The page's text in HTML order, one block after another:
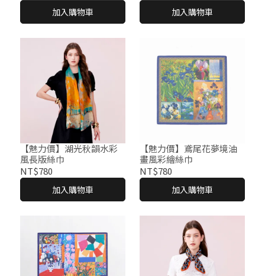
加入購物車 加入購物車
【魅力價】湖光秋韻水彩
風長版絲巾
NT$780
加入購物車
【魅力價】鳶尾花夢境油
畫風彩繪絲巾
NT$780
加入購物車